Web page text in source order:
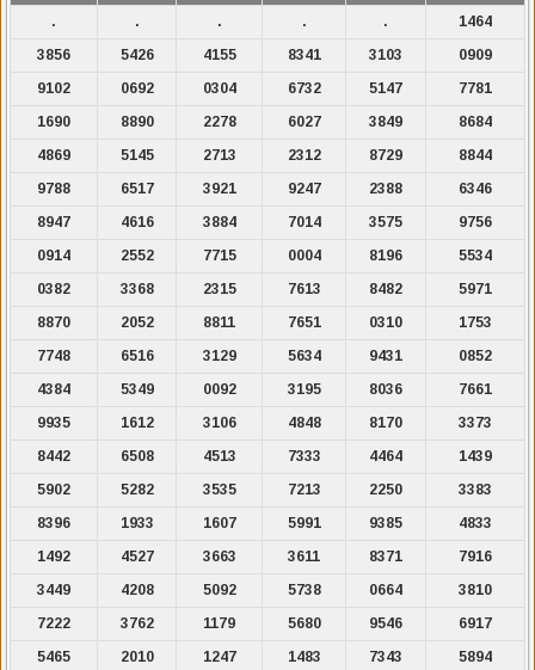
. . . . .
1464
3856
5426 4155 8341 3103
0909
9102
0692 0304 6732 5147
7781
1690
8890 2278 6027 3849
8684
4869
5145 2713 2312 8729
8844
9788
6517 3921 9247 2388
6346
8947
4616 3884 7014 3575
9756
0914
2552 7715 0004 8196
5534
0382
3368 2315 7613 8482
5971
8870
2052 8811 7651 0310
1753
7748
6516 3129 5634 9431
0852
4384
5349 0092 3195 8036
7661
9935
1612 3106 4848 8170
3373
8442
6508 4513 7333 4464
1439
5902
5282 3535 7213 2250
3383
8396
1933 1607 5991 9385
4833
1492
4527 3663 3611 8371
7916
3449
4208 5092 5738 0664
3810
7222
3762 1179 5680 9546
6917
5465
2010 1247 1483 7343
5894